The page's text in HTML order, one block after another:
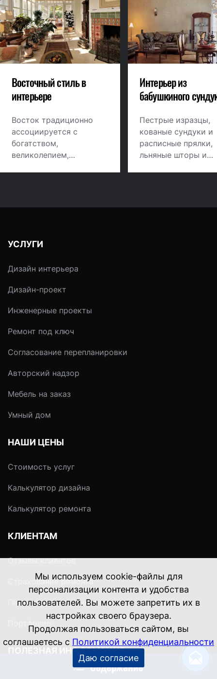
Содержание
Восточный стиль в
интерьере
Восток традиционно
ассоциируется с
богатством,
великолепием,
очага, декоративность.
Интерьер из
бабушкиного
Пестрые изразцы,
кованые сундуки и
расписные прялки,
льняные шторы и
УСЛУГИ
Дизайн интерьера
Дизайн-проект
Инженерные проекты
Ремонт под ключ
Согласование перепланировки
Авторский надзор
Мебель на заказ
Умный дом
НАШИ ЦЕНЫ
Стоимость услуг
Калькулятор дизайна
Калькулятор ремонта
КЛИЕНТАМ
Отзывы клиентов
Страхование ремонта
Гарантия после ремонта
Портфолио
ПОЛЕЗНАЯ ИНФОРМАЦИЯ
Блог о дизайне и ремонте